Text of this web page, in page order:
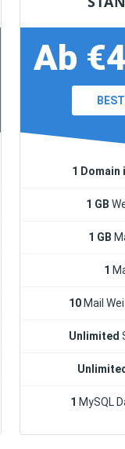
Ab
1
1 GB
1 GB
1
10 Mail
Unlimited
1 MySQL